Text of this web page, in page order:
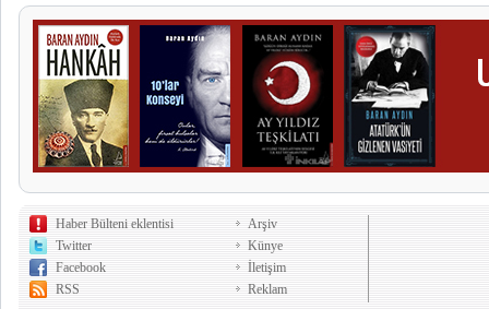
Haber Bülteni eklentisi
Twitter
Facebook
RSS
Arşiv
Künye
İletişim
Reklam